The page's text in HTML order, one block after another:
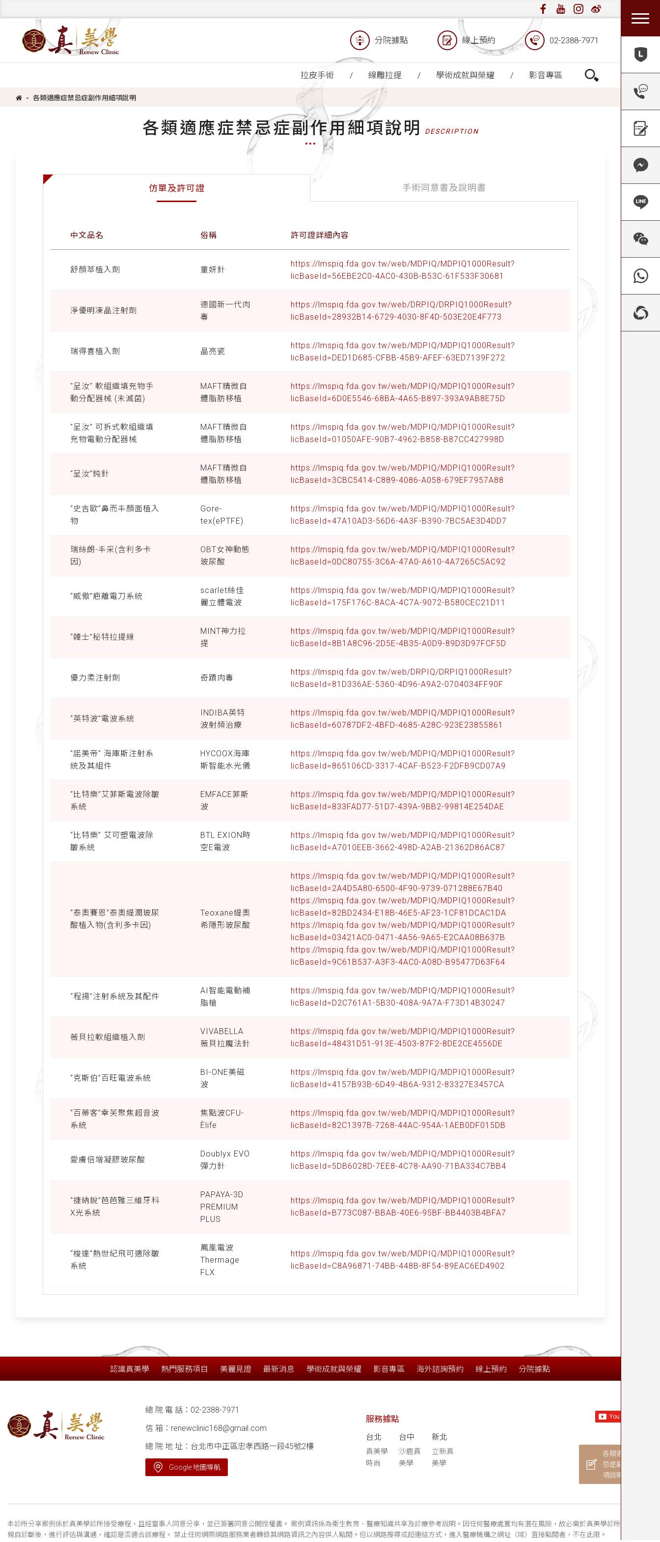
分院據點 線上預約 02-2388-7971
拉皮手術 線雕拉提 學術成就與榮耀 影音專區
各類適應症禁忌症副作用細項說明
各類適應症禁忌症副作用細項說明 DESCRIPTION
仿單及許可證 手術同意書及說明書
中文品名 俗稱 許可證詳細內容
舒顏萃植入劑 童妍針
https://lmspiq.fda.gov.tw/web/MDPIQ/MDPIQ1000Result?
licBaseId=56EBE2C0-4AC0-430B-B53C-61F533F30681
淨優明凍晶注射劑
德國新一代肉
毒
https://lmspiq.fda.gov.tw/web/DRPIQ/DRPIQ1000Result?
licBaseId=28932B14-6729-4030-8F4D-503E20E4F773
瑞得喜植入劑 晶亮瓷
https://lmspiq.fda.gov.tw/web/MDPIQ/MDPIQ1000Result?
licBaseId=DED1D685-CFBB-45B9-AFEF-63ED7139F272
"呈汝" 軟組織填充物手
動分配器械 (未滅菌)
MAFT精微自
體脂肪移植
https://lmspiq.fda.gov.tw/web/MDPIQ/MDPIQ1000Result?
licBaseId=6D0E5546-68BA-4A65-B897-393A9AB8E75D
"呈汝" 可拆式軟組織填
充物電動分配器械
MAFT精微自
體脂肪移植
https://lmspiq.fda.gov.tw/web/MDPIQ/MDPIQ1000Result?
licBaseId=01050AFE-90B7-4962-B858-B87CC427998D
“呈汝”鈍針
MAFT精微自
體脂肪移植
https://lmspiq.fda.gov.tw/web/MDPIQ/MDPIQ1000Result?
licBaseId=3CBC5414-C889-4086-A058-679EF7957A88
“史吉歐”鼻而丰顏面植入
物
Gore-
tex(ePTFE)
https://lmspiq.fda.gov.tw/web/MDPIQ/MDPIQ1000Result?
licBaseId=47A10AD3-56D6-4A3F-B390-7BC5AE3D4DD7
瑞絲朗-丰采(含利多卡
因)
OBT女神動態
玻尿酸
https://lmspiq.fda.gov.tw/web/MDPIQ/MDPIQ1000Result?
licBaseId=0DC80755-3C6A-47A0-A610-4A7265C5AC92
“威傲”疤離電刀系統
scarlet絲佳
麗立體電波
https://lmspiq.fda.gov.tw/web/MDPIQ/MDPIQ1000Result?
licBaseId=175F176C-8ACA-4C7A-9072-B580CEC21D11
“韓士”秘特拉提線
MINT神力拉
提
https://lmspiq.fda.gov.tw/web/MDPIQ/MDPIQ1000Result?
licBaseId=8B1A8C96-2D5E-4B35-A0D9-89D3D97FCF5D
優力柔注射劑 奇蹟肉毒
https://lmspiq.fda.gov.tw/web/DRPIQ/DRPIQ1000Result?
licBaseId=81D336AE-5360-4D96-A9A2-0704034FF90F
“英特波”電波系統
INDIBA英特
波射頻治療
https://lmspiq.fda.gov.tw/web/MDPIQ/MDPIQ1000Result?
licBaseId=60787DF2-4BFD-4685-A28C-923E23855861
"諾美帝" 海庫斯注射系
統及其組件
HYCOOX海庫
斯智能水光儀
https://lmspiq.fda.gov.tw/web/MDPIQ/MDPIQ1000Result?
licBaseId=865106CD-3317-4CAF-B523-F2DFB9CD07A9
“比特樂”艾菲斯電波除皺
系統
EMFACE菲斯
波
https://lmspiq.fda.gov.tw/web/MDPIQ/MDPIQ1000Result?
licBaseId=833FAD77-51D7-439A-9BB2-99814E254DAE
“比特樂” 艾可塑電波除
皺系統
BTL EXION時
空E電波
https://lmspiq.fda.gov.tw/web/MDPIQ/MDPIQ1000Result?
licBaseId=A7010EEB-3662-498D-A2AB-21362D86AC87
“泰奧賽恩”泰奧緹潤玻尿
酸植入物(含利多卡因)
Teoxane緹奧
希隱形玻尿酸
https://lmspiq.fda.gov.tw/web/MDPIQ/MDPIQ1000Result?
licBaseId=2A4D5A80-6500-4F90-9739-071288E67B40
https://lmspiq.fda.gov.tw/web/MDPIQ/MDPIQ1000Result?
licBaseId=82BD2434-E18B-46E5-AF23-1CF81DCAC1DA
https://lmspiq.fda.gov.tw/web/MDPIQ/MDPIQ1000Result?
licBaseId=03421AC0-0471-4A56-9A65-E2CAA08B637B
https://lmspiq.fda.gov.tw/web/MDPIQ/MDPIQ1000Result?
licBaseId=9C61B537-A3F3-4AC0-A08D-B95477D63F64
“程揚”注射系統及其配件
AI智能電動補
脂槍
https://lmspiq.fda.gov.tw/web/MDPIQ/MDPIQ1000Result?
licBaseId=D2C761A1-5B30-408A-9A7A-F73D14B30247
薇貝拉軟組織植入劑
VIVABELLA
薇貝拉魔法針
https://lmspiq.fda.gov.tw/web/MDPIQ/MDPIQ1000Result?
licBaseId=48431D51-913E-4503-87F2-8DE2CE4556DE
“克斯伯”百旺電波系統
BI-ONE美磁
波
https://lmspiq.fda.gov.tw/web/MDPIQ/MDPIQ1000Result?
licBaseId=4157B93B-6D49-4B6A-9312-83327E3457CA
“百蒂客”幸芙聚焦超音波
系統
焦點波CFU-
Èlife
https://lmspiq.fda.gov.tw/web/MDPIQ/MDPIQ1000Result?
licBaseId=82C1397B-7268-44AC-954A-1AEB0DF015DB
愛膚倍增凝膠玻尿酸
Doublyx EVO
彈力針
https://lmspiq.fda.gov.tw/web/MDPIQ/MDPIQ1000Result?
licBaseId=5DB6028D-7EE8-4C78-AA90-71BA334C7BB4
“捷納銳”芭芭雅三維牙科
X光系統
PAPAYA-3D
PREMIUM
PLUS
https://lmspiq.fda.gov.tw/web/MDPIQ/MDPIQ1000Result?
licBaseId=B773C087-BBAB-40E6-95BF-BB4403B4BFA7
“梭達”熱世紀飛可適除皺
系統
鳳凰電波
Thermage
FLX
https://lmspiq.fda.gov.tw/web/MDPIQ/MDPIQ1000Result?
licBaseId=C8A96871-74BB-448B-8F54-89EAC6ED4902
認識真美學 熱門服務項目 美麗見證 最新消息 學術成就與榮耀 影音專區 海外諮詢預約 線上預約 分院據點
總 院 電 話： 02-2388-7971
信 箱： renewclinic168@gmail.com
總 院 地 址：台北市中正區忠孝西路一段45號2樓
Google 地圖導航
服務據點
台北
真美學
時尚
台中
沙鹿真
美學
新北
立新真
美學
各類適應症禁
忌症副作用細
項說明
本診所分享案例係於真美學診所接受療程，且經當事人同意分享，並已簽署同意公開授權書。 案例資訊係為衛生教育、醫療知識共享及診療參考說明。因任何醫療處置均有潛在風險，故必需於真美學診所接受醫師
親自診斷後，進行評估與溝通，確認是否適合該療程。 禁止任何網際網路服務業者轉錄其網路資訊之內容供人點閱。但以網路搜尋或超連結方式，進入醫療機構之網址（域）直接點閱者，不在此限。